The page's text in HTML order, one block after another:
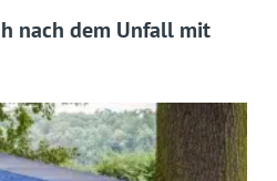
nach dem Unfall mit